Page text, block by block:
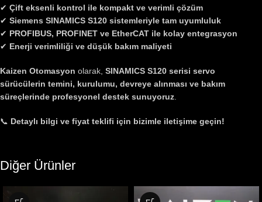
✔ Çift eksenli kontrol ile kompakt ve verimli çözüm
✔ Siemens SINAMICS S120 sistemleriyle tam uyumluluk
✔ PROFIBUS, PROFINET ve EtherCAT ile kolay entegrasyon
✔ Enerji verimliliği ve düşük bakım maliyeti
Kaizen Otomasyon olarak, SINAMICS S120 serisi servo
sürücülerin temini, kurulumu, devreye alınması ve bakım
süreçlerinde profesyonel destek sunuyoruz
📞 Detaylı bilgi ve fiyat teklifi için bizimle iletişime geçin!
Diğer Ürünler